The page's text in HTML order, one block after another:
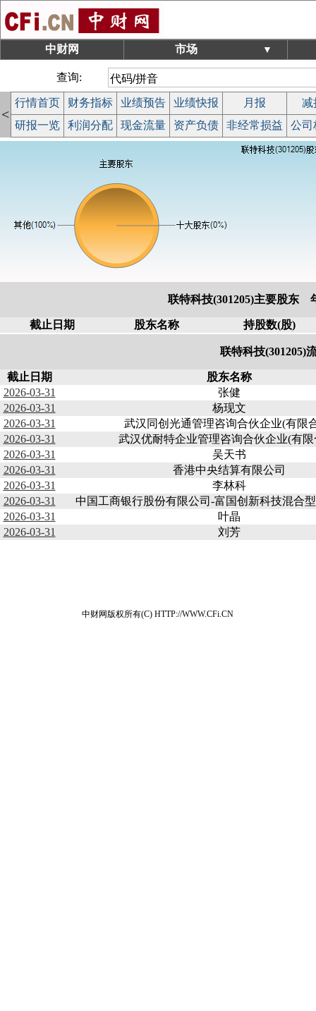
中财网 市场 ▼
查询:
<
行情首页 财务指标 业绩预告 业绩快报 月报
减
研报一览
利润分配 现金流量 资产负债 非经常损益 公司
联特科技(301205)主要股东
截止日期 股东名称 持股数(股)
联特科技(301205)
截止日期
股东名称
2026-03-31
张健
2026-03-31
杨现文
2026-03-31
武汉同创光通管理咨询合伙企业(有限
2026-03-31
武汉优耐特企业管理咨询合伙企业(有
2026-03-31
吴天书
2026-03-31
香港中央结算有限公司
2026-03-31
李林科
2026-03-31
中国工商银行股份有限公司-富国创新科技混合
2026-03-31
叶晶
2026-03-31
刘芳
中财网版权所有(C) HTTP://WWW.CFi.CN